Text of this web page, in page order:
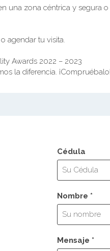
una zona céntrica y segura
agendar tu visita.
Awards 2022 – 2023
la diferencia. ¡Compruébalo!
Cédula
Nombre *
Mensaje *